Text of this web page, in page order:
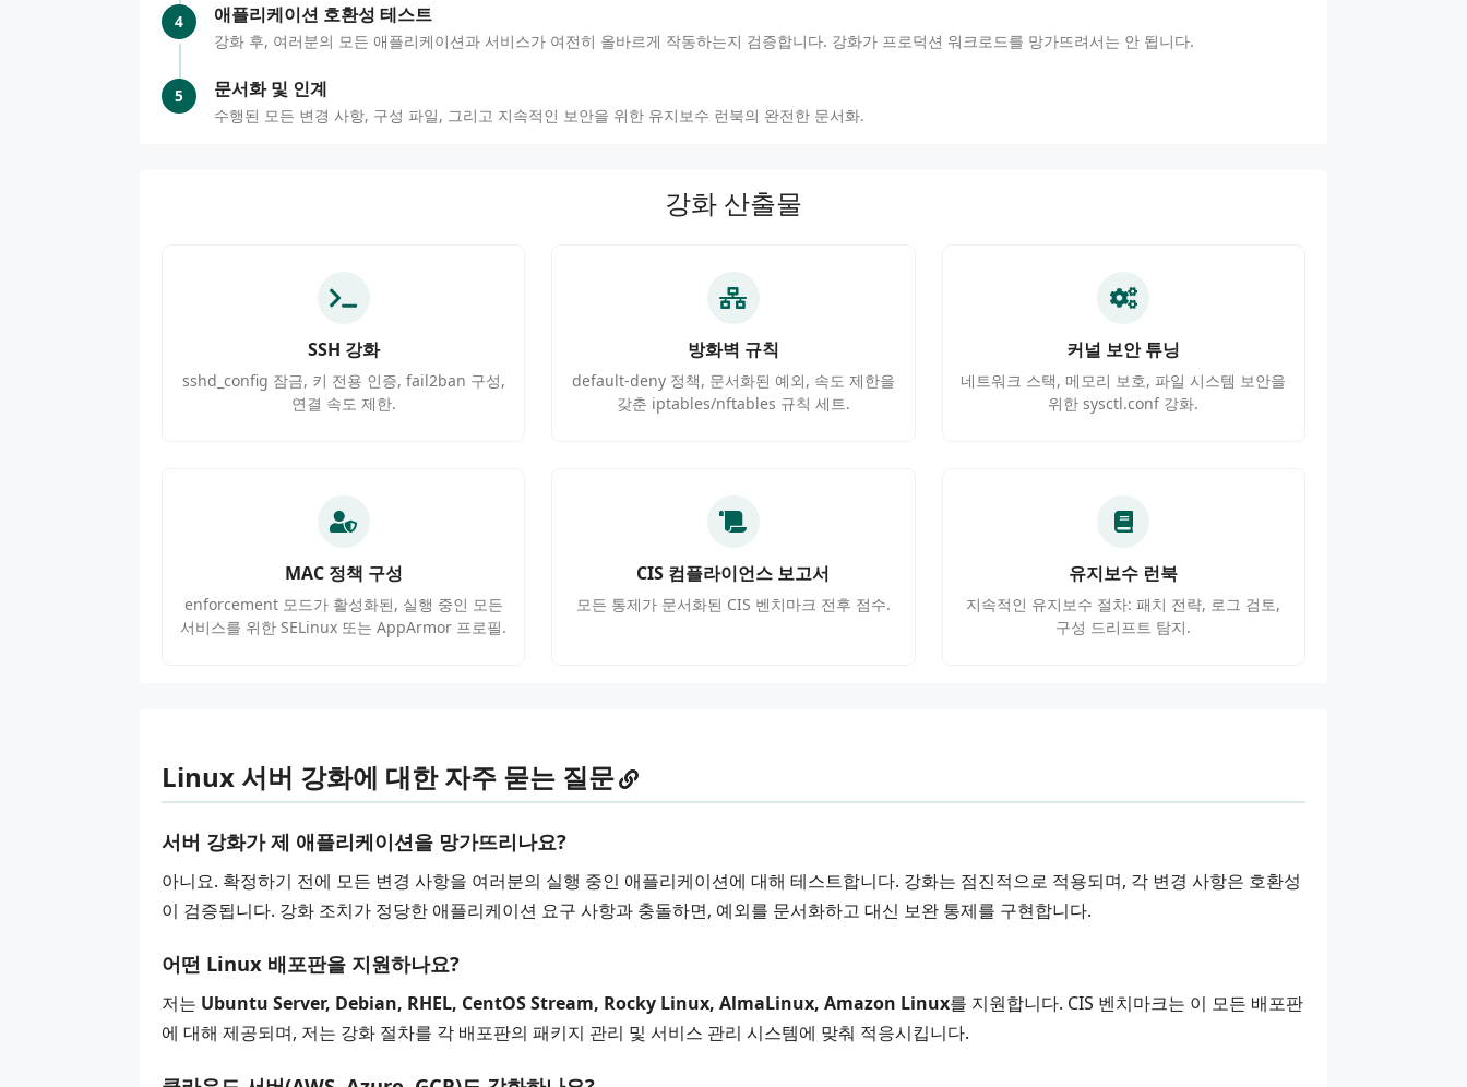
4 애플리케이션 호환성 테스트
강화 후, 여러분의 모든 애플리케이션과 서비스가 여전히 올바르게 작동하는지 검증합니다. 강화가 프로덕션 워크로드를 망가뜨려서는 안 됩니다.
5 문서화 및 인계
수행된 모든 변경 사항, 구성 파일, 그리고 지속적인 보안을 위한 유지보수 런북의 완전한 문서화.
강화 산출물
SSH 강화
sshd_config 잠금, 키 전용 인증, fail2ban 구성,
연결 속도 제한.
방화벽 규칙
default-deny 정책, 문서화된 예외, 속도 제한을
갖춘 iptables/nftables 규칙 세트.
커널 보안 튜닝
네트워크 스택, 메모리 보호, 파일 시스템 보안을
위한 sysctl.conf 강화.
MAC 정책 구성
enforcement 모드가 활성화된, 실행 중인 모든
서비스를 위한 SELinux 또는 AppArmor 프로필.
CIS 컴플라이언스 보고서
모든 통제가 문서화된 CIS 벤치마크 전후 점수.
유지보수 런북
지속적인 유지보수 절차: 패치 전략, 로그 검토,
구성 드리프트 탐지.
Linux 서버 강화에 대한 자주 묻는 질문
서버 강화가 제 애플리케이션을 망가뜨리나요?
아니요. 확정하기 전에 모든 변경 사항을 여러분의 실행 중인 애플리케이션에 대해 테스트합니다. 강화는 점진적으로 적용되며, 각 변경 사항은 호환성
이 검증됩니다. 강화 조치가 정당한 애플리케이션 요구 사항과 충돌하면, 예외를 문서화하고 대신 보완 통제를 구현합니다.
어떤 Linux 배포판을 지원하나요?
저는 Ubuntu Server, Debian, RHEL, CentOS Stream, Rocky Linux, AlmaLinux, Amazon Linux를 지원합니다. CIS 벤치마크는 이 모든 배포판
에 대해 제공되며, 저는 강화 절차를 각 배포판의 패키지 관리 및 서비스 관리 시스템에 맞춰 적응시킵니다.